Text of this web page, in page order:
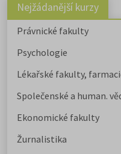
Nejžádanější kurzy
Právnické fakulty
Psychologie
Lékařské fakulty,
Společenské a human.
Ekonomické fakulty
Žurnalistika